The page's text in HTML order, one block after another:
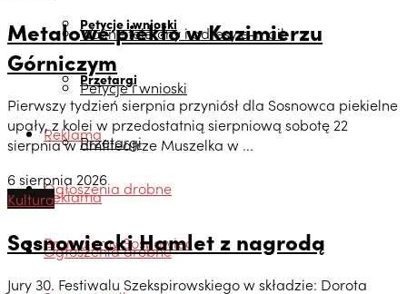
Petycje i wnioski
Przetargi
Reklama
Ogłoszenia drobne
Promujemy Sosnowiec
Ważne telefony i adresy e-mail
Petycje i wnioski
Przetargi
Reklama
Ogłoszenia drobne
Metalowe piekło w Kazimierzu
Górniczym
Pierwszy tydzień sierpnia przyniósł dla Sosnowca piekielne
upały, z kolei w przedostatnią sierpniową sobotę 22
sierpnia w amfiteatrze Muszelka w ...
6 sierpnia 2026
Kultura
Sosnowiecki Hamlet z nagrodą
Jury 30. Festiwalu Szekspirowskiego w składzie: Dorota